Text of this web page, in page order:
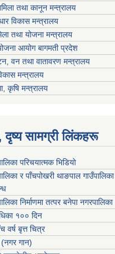
तथा कानून मन्त्रालय
विकास मन्त्रालय
तथा योजना मन्त्रालय
आयोग बागमती प्रदेश
वन तथा वातावरण मन्त्रालय
मन्त्रालय
कृषि मन्त्रालय
दृष्य सामग्री लिंकहरू
परिचयात्मक भिडियो
र पाँचपोखरी थाङपाल
निर्माणमा तत्पर बनेपा नगरपालिका
१०० दिन
वर्ष बृत्त चित्र
(नगर गान)